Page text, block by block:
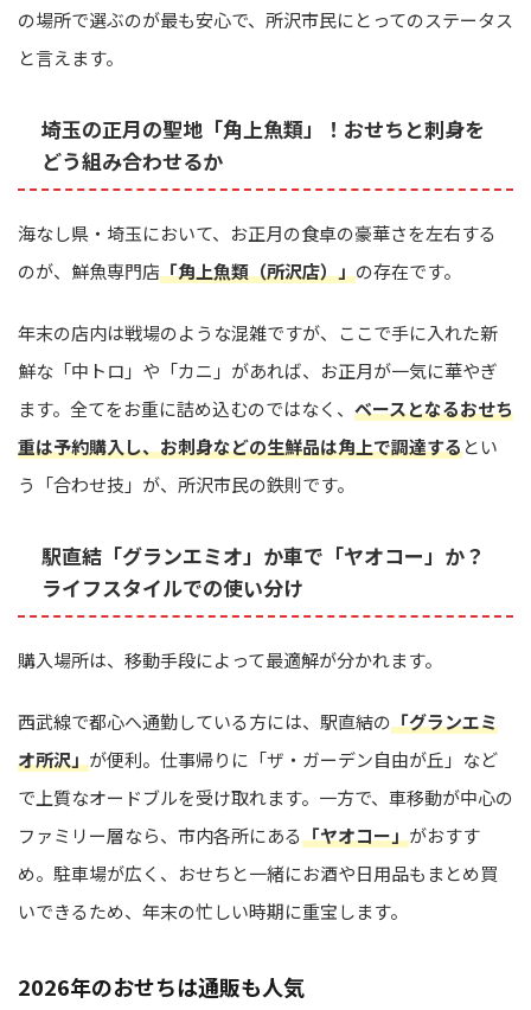
の場所で選ぶのが最も安心で、所沢市民にとってのステータス
と言えます。
埼玉の正月の聖地「角上魚類」！おせちと刺身を
どう組み合わせるか
海なし県・埼玉において、お正月の食卓の豪華さを左右する
のが、鮮魚専門店「角上魚類（所沢店）」の存在です。
年末の店内は戦場のような混雑ですが、ここで手に入れた新
鮮な「中トロ」や「カニ」があれば、お正月が一気に華やぎ
ます。全てをお重に詰め込むのではなく、 ベースとなるおせち
重は予約購入し、お刺身などの生鮮品は角上で調達するとい
う「合わせ技」が、所沢市民の鉄則です。
駅直結「グランエミオ」か車で「ヤオコー」か？
ライフスタイルでの使い分け
購入場所は、移動手段によって最適解が分かれます。
西武線で都心へ通勤している方には、駅直結の「グランエミ
オ所沢」が便利。仕事帰りに「ザ・ガーデン自由が丘」など
で上質なオードブルを受け取れます。一方で、車移動が中心の
ファミリー層なら、市内各所にある「ヤオコー」がおすす
め。駐車場が広く、おせちと一緒にお酒や日用品もまとめ買
いできるため、年末の忙しい時期に重宝します。
2026年のおせちは通販も人気